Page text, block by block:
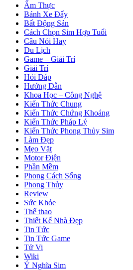
Ẩm Thực
Bánh Xe Đẩy
Bất Động Sản
Cách Chọn Sim Hợp Tuổi
Câu Nói Hay
Du Lịch
Game – Giải Trí
Giải Trí
Hỏi Đáp
Hướng Dẫn
Khoa Học – Công Nghệ
Kiến Thức Chung
Kiến Thức Chứng Khoáng
Kiến Thức Pháp Lý
Kiến Thức Phong Thủy Sim
Làm Đẹp
Mẹo Vặt
Motor Điện
Phần Mềm
Phong Cách Sống
Phong Thủy
Review
Sức Khỏe
Thể thao
Thiết Kế Nhà Đẹp
Tin Tức
Tin Tức Game
Tử Vi
Wiki
Ý Nghĩa Sim